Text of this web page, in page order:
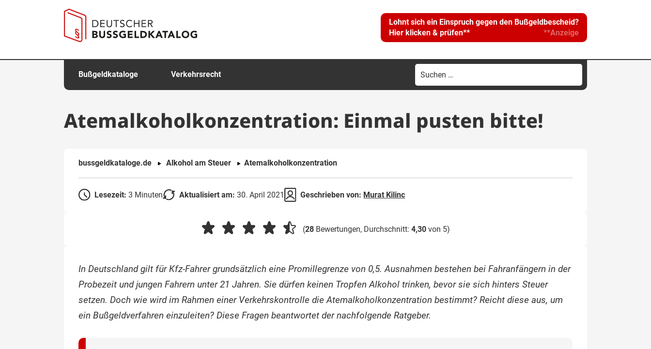
Lohnt sich ein Einspruch gegen den Bußgeldbescheid?
Hier klicken & prüfen**
**Anzeige
Bußgeldkataloge Verkehrsrecht
Suchen
nach:
Atemalkoholkonzentration: Einmal pusten bitte!
bussgeldkataloge.de Alkohol am Steuer Atemalkoholkonzentration
Lesezeit: 3 Minuten Aktualisiert am: 30. April 2021 Geschrieben von: Murat Kilinc
(28 Bewertungen, Durchschnitt: 4,30 von 5)
In Deutschland gilt für Kfz-Fahrer grundsätzlich eine Promillegrenze von 0,5. Ausnahmen bestehen bei Fahranfängern in der
Probezeit und jungen Fahrern unter 21 Jahren. Sie dürfen keinen Tropfen Alkohol trinken, bevor sie sich hinters Steuer
setzen. Doch wie wird im Rahmen einer Verkehrskontrolle die Atemalkoholkonzentration bestimmt? Reicht diese aus, um
ein Bußgeldverfahren einzuleiten? Diese Fragen beantwortet der nachfolgende Ratgeber.